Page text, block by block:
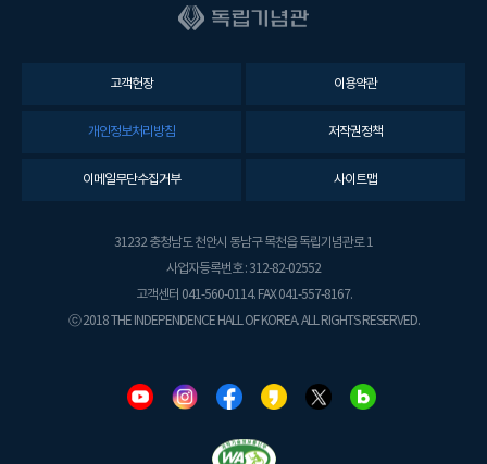
고객헌장 이용약관
개인정보처리방침 저작권정책
이메일무단수집거부 사이트맵
31232 충청남도 천안시 동남구 목천읍 독립기념관로 1
사업자등록번호 : 312-82-02552
고객센터 041-560-0114. FAX 041-557-8167.
ⓒ 2018 THE INDEPENDENCE HALL OF KOREA. ALL RIGHTS RESERVED.